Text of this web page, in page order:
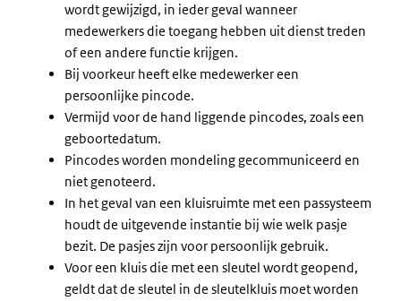
wordt gewijzigd, in ieder geval wanneer
medewerkers die toegang hebben uit dienst treden
of een andere functie krijgen.
Bij voorkeur heeft elke medewerker een
persoonlijke pincode.
Vermijd voor de hand liggende pincodes, zoals een
geboortedatum.
Pincodes worden mondeling gecommuniceerd en
niet genoteerd.
In het geval van een kluisruimte met een passysteem
houdt de uitgevende instantie bij wie welk pasje
bezit. De pasjes zijn voor persoonlijk gebruik.
Voor een kluis die met een sleutel wordt geopend,
geldt dat de sleutel in de sleutelkluis moet worden